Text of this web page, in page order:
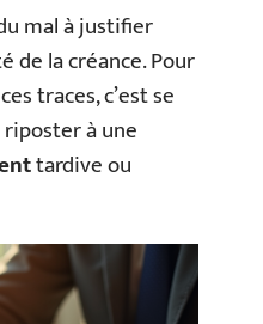
mal à justifier
de la créance. Pour
traces, c’est se
à une
tardive ou